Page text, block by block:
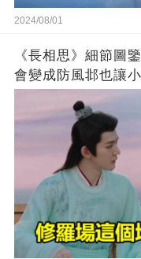
2024/08/01
《長相思》細節圖
會變成防風邶也讓